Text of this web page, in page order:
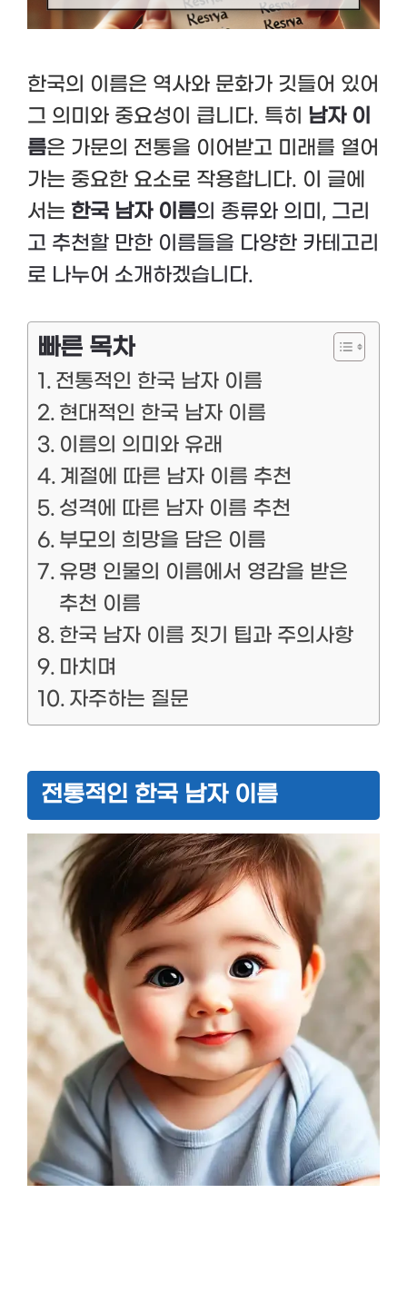
한국의 이름은 역사와 문화가 깃들어 있어
그 의미와 중요성이 큽니다. 특히 남자 이
름은 가문의 전통을 이어받고 미래를 열어
가는 중요한 요소로 작용합니다. 이 글에
서는 한국 남자 이름의 종류와 의미, 그리
고 추천할 만한 이름들을 다양한 카테고리
로 나누어 소개하겠습니다.
빠른 목차
전통적인 한국 남자 이름
현대적인 한국 남자 이름
이름의 의미와 유래
계절에 따른 남자 이름 추천
성격에 따른 남자 이름 추천
부모의 희망을 담은 이름
유명 인물의 이름에서 영감을 받은
추천 이름
한국 남자 이름 짓기 팁과 주의사항
마치며
자주하는 질문
전통적인 한국 남자 이름